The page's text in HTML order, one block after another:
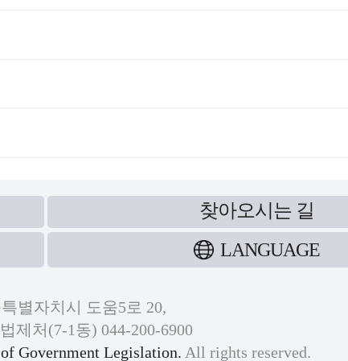
찾아오시는 길
LANGUAGE
별자치시 도움5로 20,
제처(7-1동) 044-200-6900
Government Legislation. All rights reserved.